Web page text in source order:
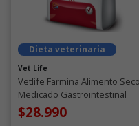
Dieta veterinaria
Vet Life
Vetlife Farmina Alimento Seco
Medicado Gastrointestinal
Gato
$28.990